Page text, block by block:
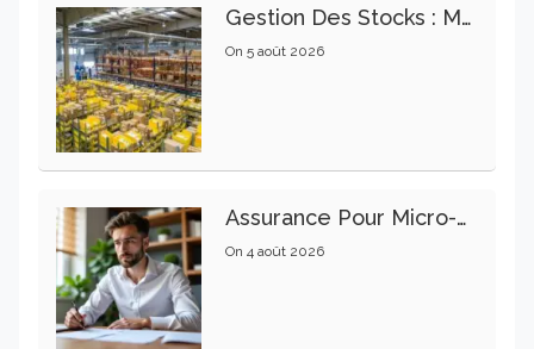
Gestion Des Stocks : Meilleures Pratiques Intralogistiques
On 5 août 2026
Assurance Pour Micro-Entrepreneur : Les Garanties Essentielles À Connaître
On 4 août 2026